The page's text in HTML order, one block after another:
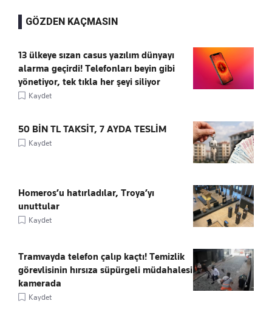
GÖZDEN KAÇMASIN
13 ülkeye sızan casus yazılım dünyayı
alarma geçirdi! Telefonları beyin gibi
yönetiyor, tek tıkla her şeyi siliyor
Kaydet
50 BİN TL TAKSİT, 7 AYDA TESLİM
Kaydet
Homeros’u hatırladılar, Troya’yı
unuttular
Kaydet
Tramvayda telefon çalıp kaçtı! Temizlik
görevlisinin hırsıza süpürgeli müdahalesi
kamerada
Kaydet